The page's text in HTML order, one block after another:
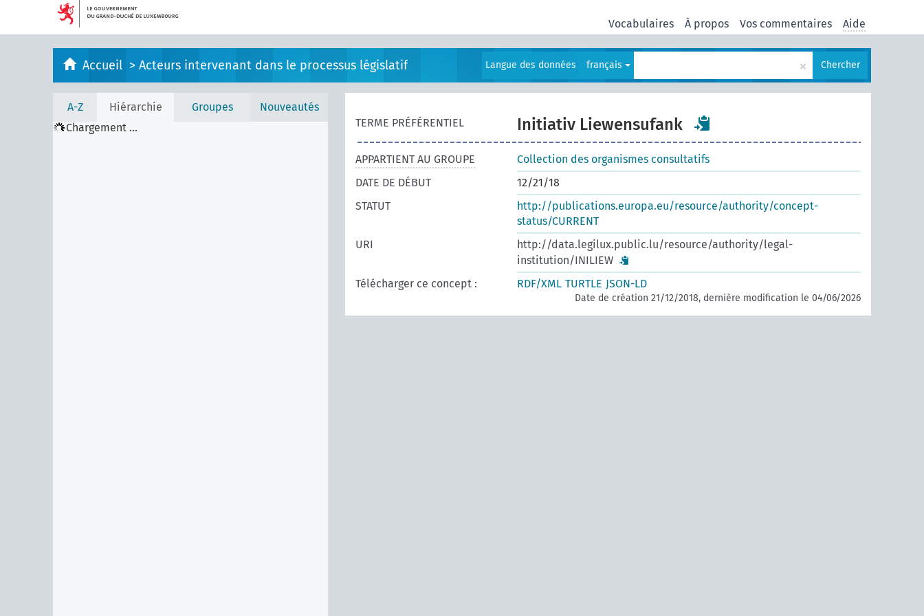
Vocabulaires À propos Vos commentaires Aide
Accueil > Acteurs intervenant dans le processus législatif Langue des données français × Chercher
A-Z Hiérarchie Groupes
Nouveautés
Chargement ...
TERME PRÉFÉRENTIEL Initiativ Liewensufank
APPARTIENT AU GROUPE
Collection des organismes consultatifs
DATE DE DÉBUT
12/21/18
STATUT
http://publications.europa.eu/resource/authority/concept-
status/CURRENT
URI
http://data.legilux.public.lu/resource/authority/legal-
institution/INILIEW
Télécharger ce concept :
RDF/XML TURTLE JSON-LD
Date de création 21/12/2018, dernière modification le 04/06/2026